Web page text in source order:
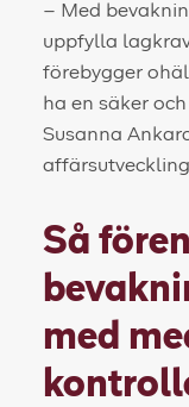
– Med
uppfylla
förebygger
ha en säker
Susanna
Så
med